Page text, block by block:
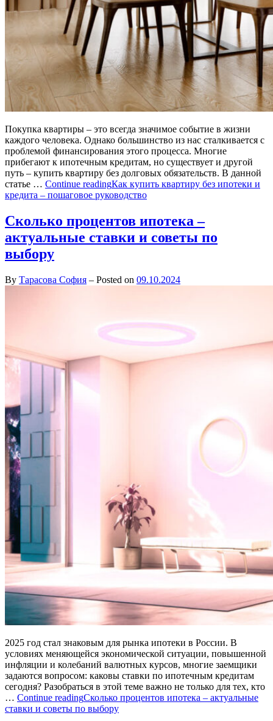
Покупка квартиры – это всегда значимое событие в жизни
каждого человека. Однако большинство из нас сталкивается с
проблемой финансирования этого процесса. Многие
прибегают к ипотечным кредитам, но существует и другой
путь – купить квартиру без долговых обязательств. В данной
статье … Continue readingКак купить квартиру без ипотеки и
кредита – пошаговое руководство
Сколько процентов ипотека –
актуальные ставки и советы по
выбору
By Тарасова София – Posted on 09.10.2024
2025 год стал знаковым для рынка ипотеки в России. В
условиях меняющейся экономической ситуации, повышенной
инфляции и колебаний валютных курсов, многие заемщики
задаются вопросом: каковы ставки по ипотечным кредитам
сегодня? Разобраться в этой теме важно не только для тех, кто
… Continue readingСколько процентов ипотека – актуальные
ставки и советы по выбору